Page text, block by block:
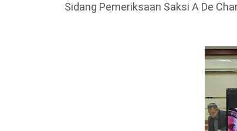
Sidang Pemeriksaan Saksi A De